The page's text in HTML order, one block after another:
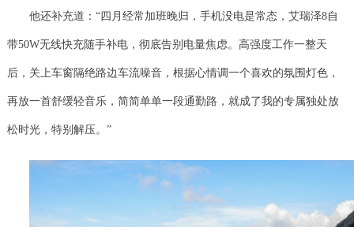
他还补充道：“四月经常加班晚归，手机没电是常态，艾瑞泽8自
带50W无线快充随手补电，彻底告别电量焦虑。高强度工作一整天
后，关上车窗隔绝路边车流噪音，根据心情调一个喜欢的氛围灯色，
再放一首舒缓轻音乐，简简单单一段通勤路，就成了我的专属独处放
松时光，特别解压。”